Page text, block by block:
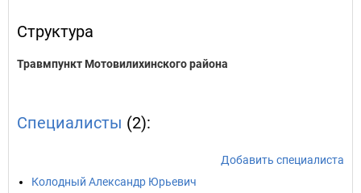
Структура
Травмпункт Мотовилихинского района
Специалисты (2):
Добавить специалиста
Колодный Александр Юрьевич